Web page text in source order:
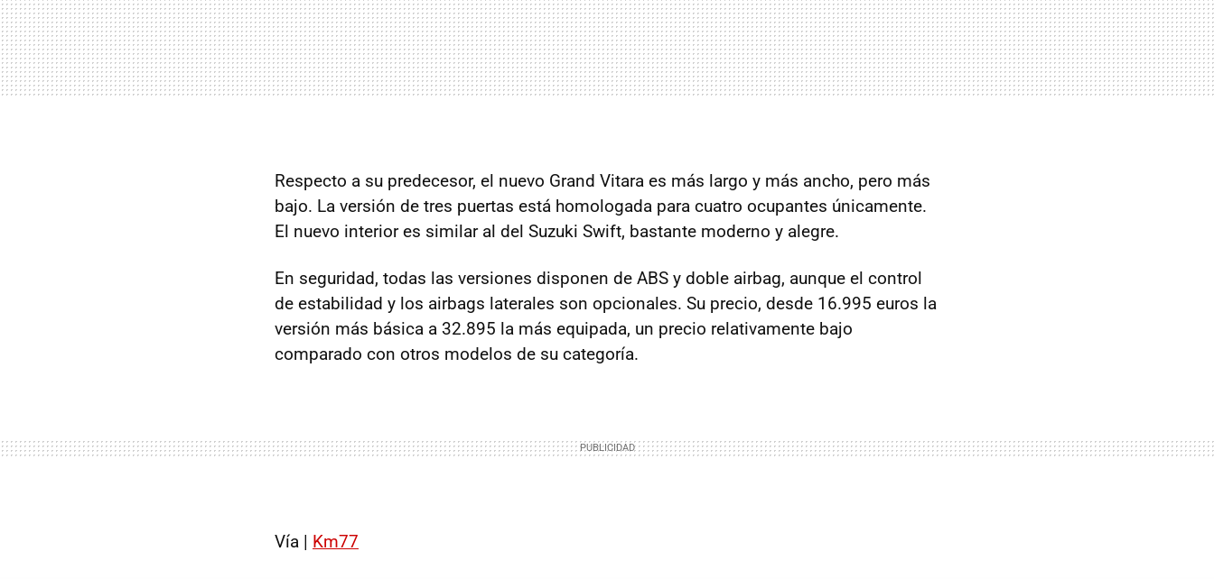
Respecto a su predecesor, el nuevo Grand Vitara es más largo y más ancho, pero más
bajo. La versión de tres puertas está homologada para cuatro ocupantes únicamente.
El nuevo interior es similar al del Suzuki Swift, bastante moderno y alegre.
En seguridad, todas las versiones disponen de ABS y doble airbag, aunque el control
de estabilidad y los airbags laterales son opcionales. Su precio, desde 16.995 euros la
versión más básica a 32.895 la más equipada, un precio relativamente bajo
comparado con otros modelos de su categoría.
Vía | Km77